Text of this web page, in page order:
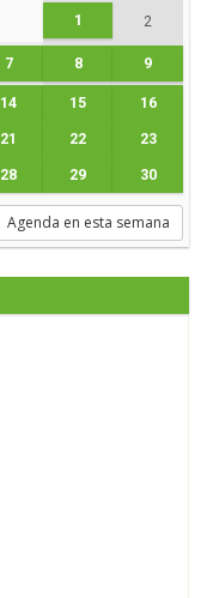
1 2
7 8 9
14 15 16
21 22 23
28 29 30
Agenda en esta semana